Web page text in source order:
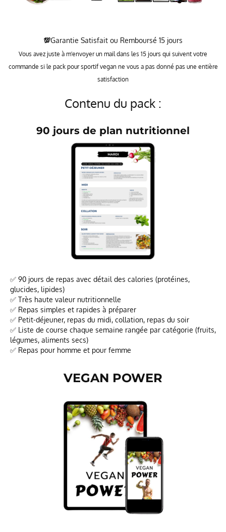
💯Garantie Satisfait ou Remboursé 15 jours
Vous avez juste à m'envoyer un mail dans les 15 jours qui suivent votre
commande si le pack pour sportif vegan ne vous a pas donné pas une entière
satisfaction
Contenu du pack :
90 jours de plan nutritionnel
✅ 90 jours de repas avec détail des calories (protéines,
glucides, lipides)
✅ Très haute valeur nutritionnelle
✅ Repas simples et rapides à préparer
✅ Petit-déjeuner, repas du midi, collation, repas du soir
✅ Liste de course chaque semaine rangée par catégorie (fruits,
légumes, aliments secs)
✅ Repas pour homme et pour femme
VEGAN POWER